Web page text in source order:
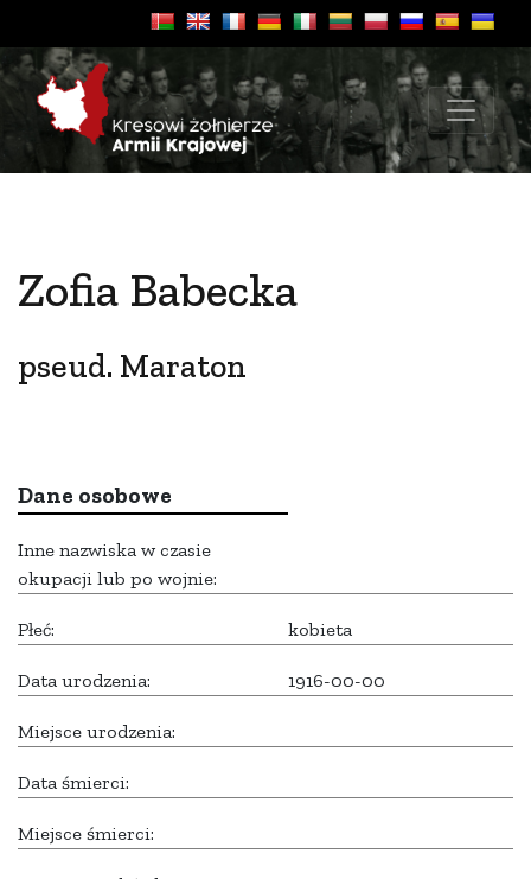
Zofia Babecka
pseud. Maraton
Dane osobowe
Inne nazwiska w czasie
okupacji lub po wojnie:
Płeć: kobieta
Data urodzenia: 1916-00-00
Miejsce urodzenia:
Data śmierci:
Miejsce śmierci: